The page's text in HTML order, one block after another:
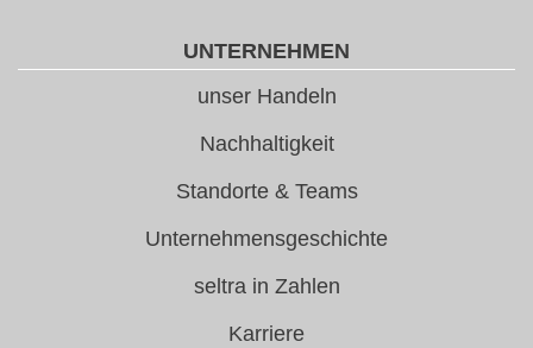
UNTERNEHMEN
unser Handeln
Nachhaltigkeit
Standorte & Teams
Unternehmensgeschichte
seltra in Zahlen
Karriere